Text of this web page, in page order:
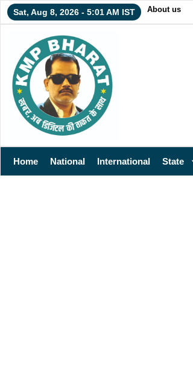
Sat, Aug 8, 2026 - 5:01 AM IST About us
Home National International State